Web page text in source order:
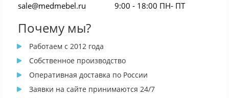
sale@medmebel.ru 9:00 - 18:00 ПН- ПТ
Почему мы?
Работаем с 2012 года
Собственное производство
Оперативная доставка по России
Заявки на сайте принимаются 24/7